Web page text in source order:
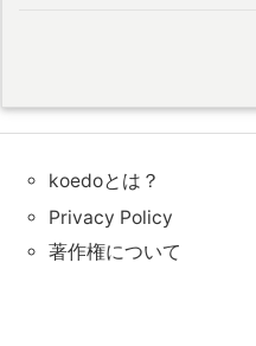
koedoとは？
Privacy Policy
著作権について